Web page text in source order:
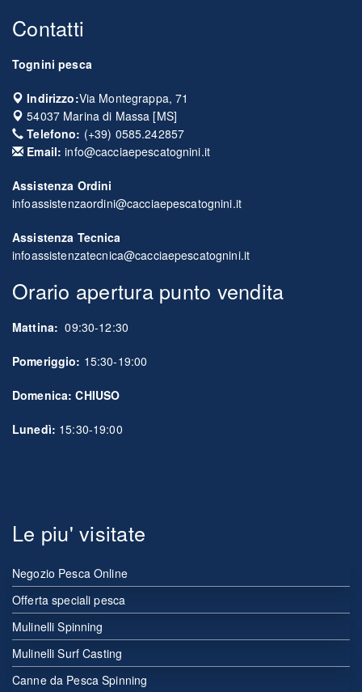
Contatti
Tognini pesca
Indirizzo:Via Montegrappa, 71
54037 Marina di Massa [MS]
Telefono: (+39) 0585.242857
Email: info@cacciaepescatognini.it
Assistenza Ordini
infoassistenzaordini@cacciaepescatognini.it
Assistenza Tecnica
infoassistenzatecnica@cacciaepescatognini.it
Orario apertura punto vendita
Mattina: 09:30-12:30
Pomeriggio: 15:30-19:00
Domenica: CHIUSO
Lunedì: 15:30-19:00
Le piu' visitate
Negozio Pesca Online
Offerta speciali pesca
Mulinelli Spinning
Mulinelli Surf Casting
Canne da Pesca Spinning